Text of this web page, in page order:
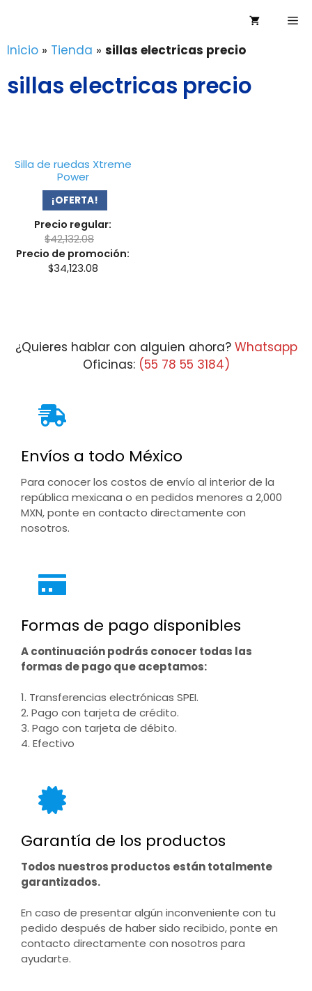
contenido
Inicio » Tienda » sillas electricas precio
sillas electricas precio
Silla de ruedas Xtreme
Power
¡OFERTA!
Precio regular:
$42,132.08
Precio de promoción:
$34,123.08
¿Quieres hablar con alguien ahora? Whatsapp
Oficinas: (55 78 55 3184)
Envíos a todo México
Para conocer los costos de envío al interior de la
república mexicana o en pedidos menores a 2,000
MXN, ponte en contacto directamente con
nosotros.
Formas de pago disponibles
A continuación podrás conocer todas las
formas de pago que aceptamos:
1. Transferencias electrónicas SPEI.
2. Pago con tarjeta de crédito.
3. Pago con tarjeta de débito.
4. Efectivo
Garantía de los productos
Todos nuestros productos están totalmente
garantizados.
En caso de presentar algún inconveniente con tu
pedido después de haber sido recibido, ponte en
contacto directamente con nosotros para
ayudarte.